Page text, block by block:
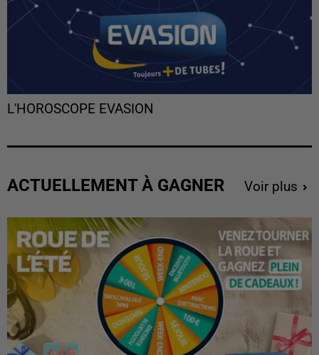
L'HOROSCOPE EVASION
ACTUELLEMENT À GAGNER Voir plus